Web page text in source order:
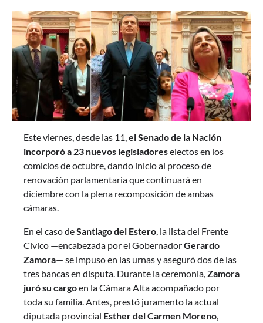
Este viernes, desde las 11, el Senado de la Nación
incorporó a 23 nuevos legisladoreselectos en los
comicios de octubre, dando inicio al proceso de
renovación parlamentaria que continuará en
diciembre con la plena recomposición de ambas
cámaras.
En el caso deSantiago del Estero , la lista del Frente
Cívico —encabezada por el GobernadorGerardo
Zamora— se impuso en las urnas y aseguró dos de las
tres bancas en disputa. Durante la ceremonia, Zamora
juró su cargoen la Cámara Alta acompañado por
toda su familia. Antes, prestó juramento la actual
diputada provincial Esther del Carmen Moreno